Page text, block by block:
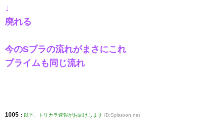
↓
廃れる
今のSブラの流れがまさにこれ
プライムも同じ流れ
1005 : 以下、トリカラ速報がお届けします ID:Splatoon.net